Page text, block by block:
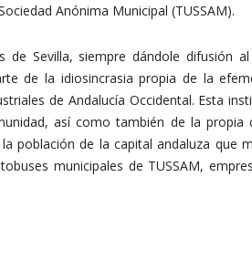
Anónima Municipal (TUSSAM).
Sevilla, siempre dándole difusión
de la idiosincrasia propia de la
de Andalucía Occidental. Esta
así como también de la propia
población de la capital andaluza que
municipales de TUSSAM,